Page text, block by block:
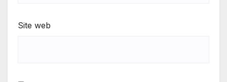
Site web